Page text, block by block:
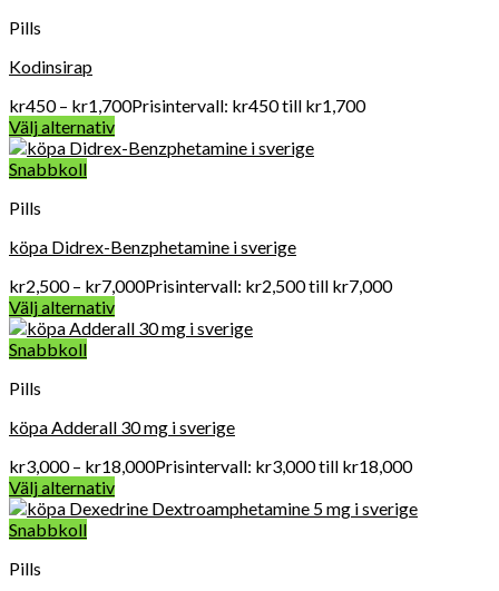
Pills
Kodinsirap
kr450 – kr1,700Prisintervall: kr450 till kr1,700
Välj alternativ
Snabbkoll
Pills
köpa Didrex-Benzphetamine i sverige
kr2,500 – kr7,000Prisintervall: kr2,500 till kr7,000
Välj alternativ
Snabbkoll
Pills
köpa Adderall 30 mg i sverige
kr3,000 – kr18,000Prisintervall: kr3,000 till kr18,000
Välj alternativ
Snabbkoll
Pills